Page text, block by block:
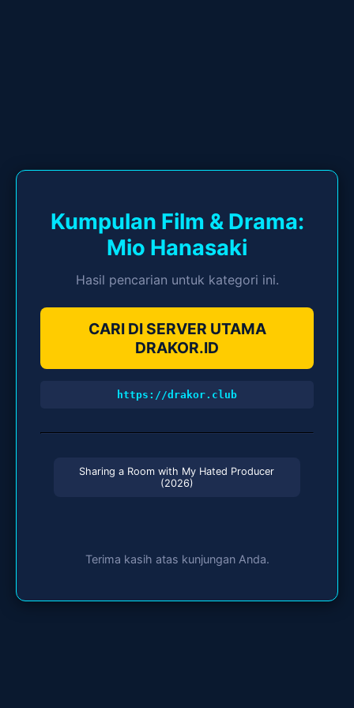
Kumpulan Film & Drama:
Mio Hanasaki
Hasil pencarian untuk kategori ini.
CARI DI SERVER UTAMA
DRAKOR.ID
https://drakor.club
Sharing a Room with My Hated Producer
(2026)
Terima kasih atas kunjungan Anda.